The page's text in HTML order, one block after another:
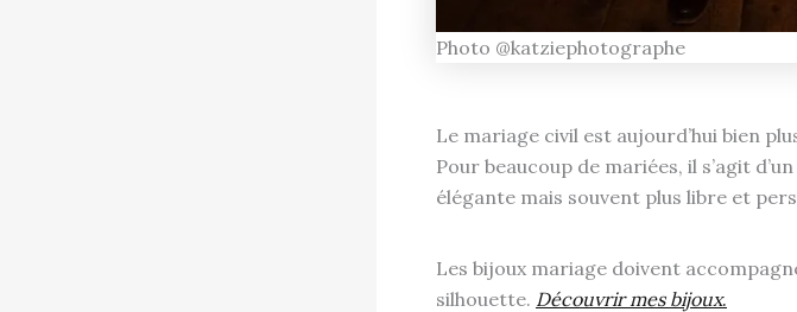
Photo @katziephotographe
Le mariage civil est aujourd’hui bien
Pour beaucoup de mariées, il s’agit
élégante mais souvent plus libre et
Les bijoux mariage doivent
silhouette. Découvrir mes bijoux.